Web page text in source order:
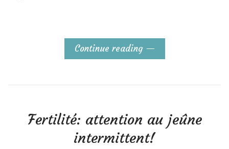
Continue reading
Fertilité: attention au jeûne
intermittent!